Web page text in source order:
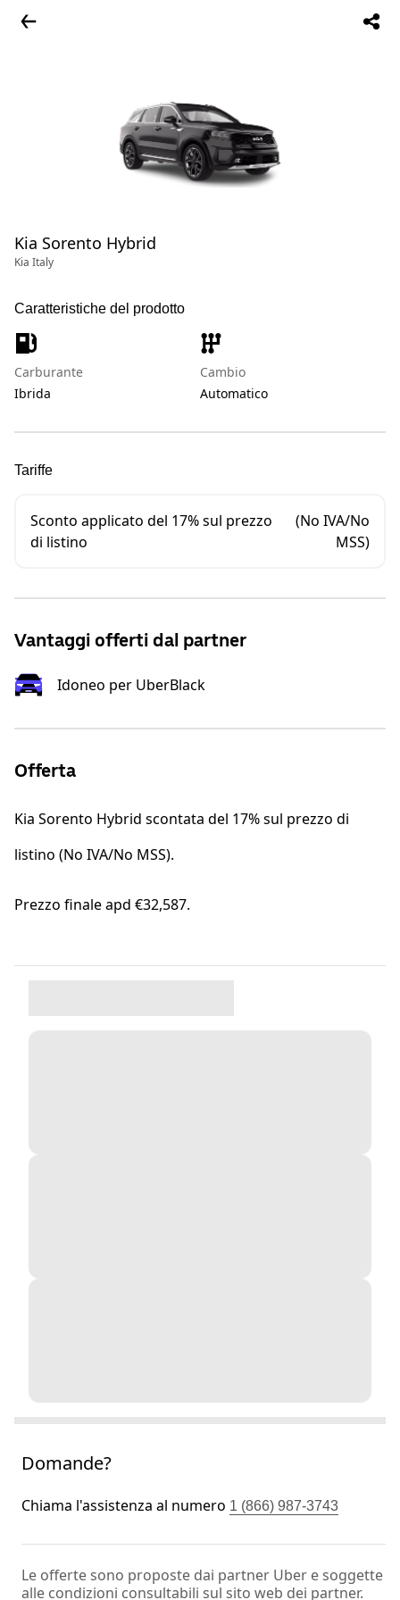
Kia Sorento Hybrid
Kia Italy
Caratteristiche del prodotto
Carburante
Ibrida
Cambio
Automatico
Tariffe
Sconto applicato del 17% sul prezzo
di listino
(No IVA/No
MSS)
Vantaggi offerti dal partner
Idoneo per UberBlack
Offerta
Kia Sorento Hybrid scontata del 17% sul prezzo di
listino (No IVA/No MSS).
Prezzo finale apd €32,587.
Domande?
Chiama l'assistenza al numero 1 (866) 987-3743
Le offerte sono proposte dai partner Uber e soggette
alle condizioni consultabili sul sito web dei partner.